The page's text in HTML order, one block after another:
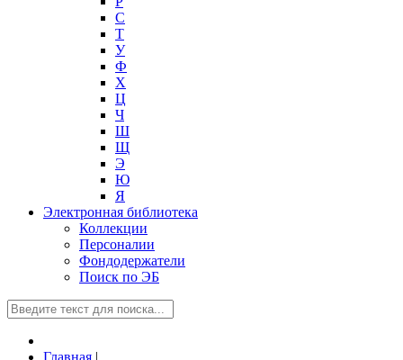
С
Т
У
Ф
Х
Ц
Ч
Ш
Щ
Э
Ю
Я
Электронная библиотека
Коллекции
Персоналии
Фондодержатели
Поиск по ЭБ
Главная |